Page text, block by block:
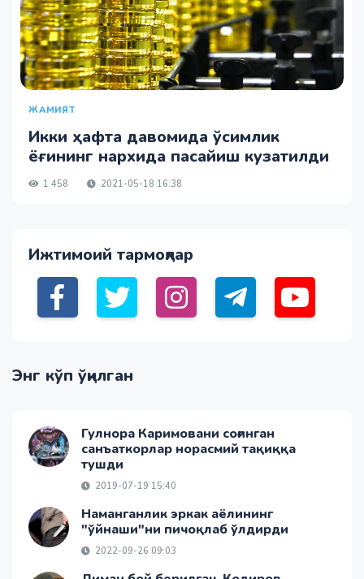
ЖАМИЯТ
Икки ҳафта давомида ўсимлик
ёғининг нархида пасайиш кузатилди
1 458 2021-05-18 16:38
Ижтимоий тармоқлар
Энг кўп ўқилган
Гулнора Каримовани соғинган
санъаткорлар норасмий тақиққа
тушди
2019-07-19 15:40
Наманганлик эркак аёлининг
"ўйнаши"ни пичоқлаб ўлдирди
2022-09-26 09:03